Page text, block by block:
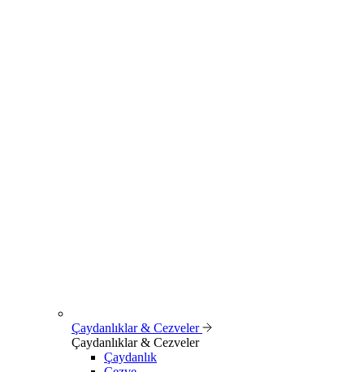
Çaydanlıklar & Cezveler
Çaydanlıklar & Cezveler
Çaydanlık